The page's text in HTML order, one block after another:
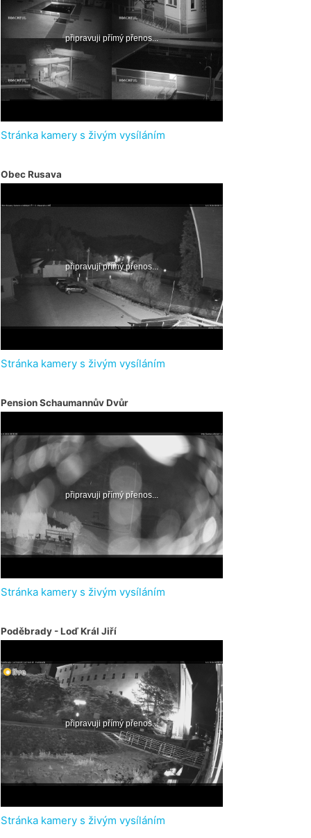
Stránka kamery s živým vysíláním
Obec Rusava
Stránka kamery s živým vysíláním
Pension Schaumannův Dvůr
Stránka kamery s živým vysíláním
Poděbrady - Loď Král Jiří
Stránka kamery s živým vysíláním